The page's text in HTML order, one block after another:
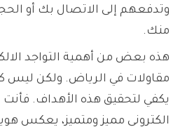
وتدفعهم إلى الاتصال بك أو
منك.
هذه بعض من أهمية التواجد
مقاولات في الرياض. ولكن ليس كل
يكفي لتحقيق هذه الأهداف. فأنت
الكتروني مميز ومتميز، يعكس